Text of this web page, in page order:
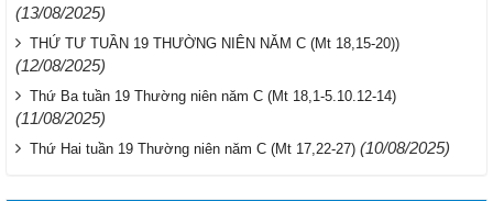
(13/08/2025)
THỨ TƯ TUẦN 19 THƯỜNG NIÊN NĂM C (Mt 18,15-20))
(12/08/2025)
Thứ Ba tuần 19 Thường niên năm C (Mt 18,1-5.10.12-14)
(11/08/2025)
Thứ Hai tuần 19 Thường niên năm C (Mt 17,22-27) (10/08/2025)